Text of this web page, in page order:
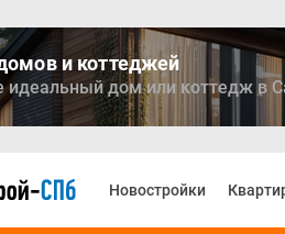
и коттеджей
идеальный дом или коттедж в
Новостройки